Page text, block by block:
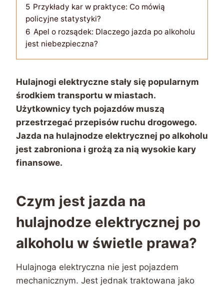
5 Przykłady kar w praktyce: Co mówią
policyjne statystyki?
6 Apel o rozsądek: Dlaczego jazda po alkoholu
jest niebezpieczna?
Hulajnogi elektryczne stały się popularnym
środkiem transportu w miastach.
Użytkownicy tych pojazdów muszą
przestrzegać przepisów ruchu drogowego.
Jazda na hulajnodze elektrycznej po alkoholu
jest zabroniona i grożą za nią wysokie kary
finansowe.
Czym jest jazda na
hulajnodze elektrycznej po
alkoholu w świetle prawa?
Hulajnoga elektryczna nie jest pojazdem
mechanicznym. Jest jednak traktowana jako